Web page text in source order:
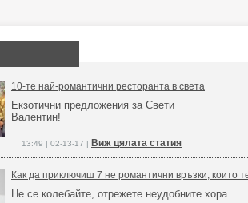
10-те най-романтични ресторанта в света
Екзотични предложения за Свети
Валентин!
13:49 | 02-13-17 | Виж цялата статия
Как да приключиш 7 не романтични връзки, които
Не се колебайте, отрежете неудобните хора